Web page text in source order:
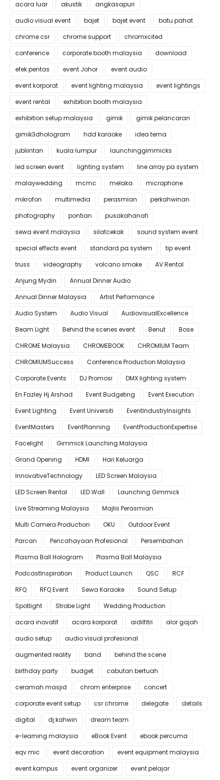
acara luar akustik
angkasapuri
audio visual event
bajet bajet event
batu pahat
chrome csr
chrome support
chromxcited
conference
corporate booth malaysia
download
efek pentas
event Johor
event audio
event korporat
event lighting malaysia
event lightings
event rental
exhibition booth malaysia
exhibition setup malaysia
gimik
gimik pelancaran
gimik3dhologram
hdd karaoke
idea tema
jubliintan
kuala lumpur
launchinggimmicks
led screen event
lighting system
line array pa system
malaywedding
mcmc melaka
microphone
mikrofon
multimedia perasmian
perkahwinan
photography
pontian
pusakahanafi
sewa event malaysia
silatcekak
sound system event
special effects event
standard pa system
tip event
truss
videography volcano smoke
AV Rental
Anjung Mydin
Annual Dinner Audio
Annual Dinner Malaysia
Artist Performance
Audio System
Audio Visual
AudiovisualExcellence
Beam Light
Behind the scenes event Benut
Bose
CHROME Malaysia
CHROMEBOOK
CHROMIUM Team
CHROMIUMSuccess
Conference Production Malaysia
Corporate Events
DJ Promosi
DMX lighting system
En Fazley Hj Arshad
Event Budgeting
Event Execution
Event Lighting
Event Universiti
EventIndustryInsights
EventMasters
EventPlanning
EventProductionExpertise
Facelight
Gimmick Launching Malaysia
Grand Opening
HDMI
Hari Keluarga
InnovativeTechnology
LED Screen Malaysia
LED Screen Rental
LED Wall
Launching Gimmick
Live Streaming Malaysia
Majlis Perasmian
Multi Camera Production
OKU
Outdoor Event
Parcan
Pencahayaan Profesional
Persembahan
Plasma Ball Hologram
Plasma Ball Malaysia
PodcastInspiration
Product Launch QSC
RCF
RFQ
RFQ Event Sewa Karaoke
Sound Setup
Spotlight
Strobe Light
Wedding Production
acara inovatif
acara korporat aidilfitri
alor gajah
audio setup
audio visual profesional
augmented reality
band
behind the scene
birthday party
budget
cabutan bertuah
ceramah masjid
chrom enterprise
concert
corporate event setup
csr chrome delegate
details
digital
dj kahwin
dream team
e-learning malaysia
eBook Event
ebook percuma
eqv mic
event decoration
event equipment malaysia
event kampus
event organizer
event pelajar